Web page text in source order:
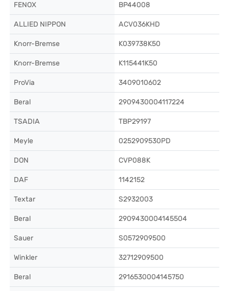
FENOX BP44008
ALLIED NIPPON ACV036KHD
Knorr-Bremse K039738K50
Knorr-Bremse K115441K50
ProVia 3409010602
Beral 2909430004117224
TSADIA TBP29197
Meyle 0252909530PD
DON CVP088K
DAF 1142152
Textar S2932003
Beral 2909430004145504
Sauer S0572909500
Winkler 32712909500
Beral 2916530004145750